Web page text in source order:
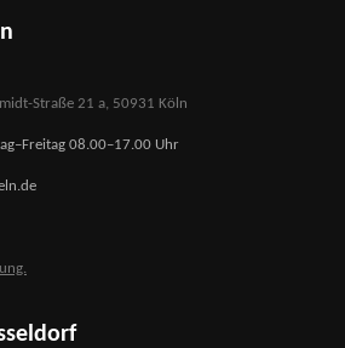
Straße 21 a, 50931 Köln
08.00–17.00 Uhr